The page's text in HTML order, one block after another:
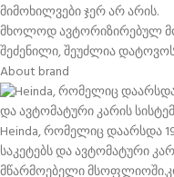
მიმოხილვები ჯერ არ არის.
მხოლოდ ავტორიზირებულ
შეძენილი, შეუძლია
About brand
Heinda, რომელიც დაარსდა
საკეტებს და ავტომატური
მწარმოებელი